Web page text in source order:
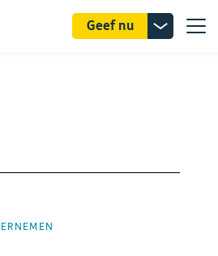
Geef nu